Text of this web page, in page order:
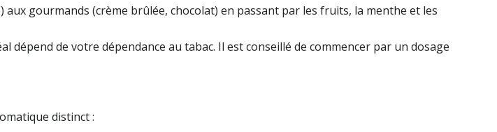
aux gourmands (crème brûlée, chocolat) en passant par les fruits, la menthe et les
dépend de votre dépendance au tabac. Il est conseillé de commencer par un dosage
distinct :